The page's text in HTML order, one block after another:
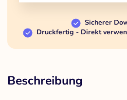
Sicherer
Druckfertig - Direkt
Beschreibung